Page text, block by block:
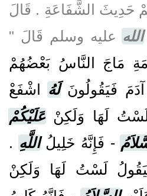
حَدِيثَ الشَّفَاعَةِ ‏.‏ قَالَ
الله عليه وسلم قَالَ ‏"‏
مَاجَ النَّاسُ بَعْضُهُمْ
فَيَقُولُونَلَهُ اشْفَعْ
لَسْتُ لَهَا وَلَكِنْعَلَيْكُمْ
- فَإِنَّهُ خَلِيلُاللَّهِ ‏.‏
لَسْتُ لَهَا وَلَكِنْ